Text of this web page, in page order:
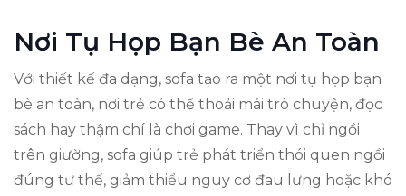
Nơi Tụ Họp Bạn Bè An Toàn
Với thiết kế đa dạng, sofa tạo ra một nơi tụ họp bạn
bè an toàn, nơi trẻ có thể thoải mái trò chuyện, đọc
sách hay thậm chí là chơi game. Thay vì chỉ ngồi
trên giường, sofa giúp trẻ phát triển thói quen ngồi
đúng tư thế, giảm thiểu nguy cơ đau lưng hoặc khó